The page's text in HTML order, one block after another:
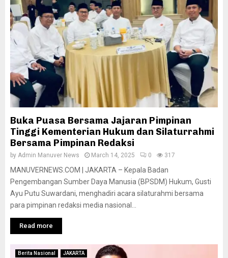
Buka Puasa Bersama Jajaran Pimpinan
Tinggi Kementerian Hukum dan Silaturrahmi
Bersama Pimpinan Redaksi
by Admin Manuver News March 14, 2025 0 317
MANUVERNEWS.COM | JAKARTA – Kepala Badan
Pengembangan Sumber Daya Manusia (BPSDM) Hukum, Gusti
Ayu Putu Suwardani, menghadiri acara silaturahmi bersama
para pimpinan redaksi media nasional...
Read more
Berita Nasional JAKARTA